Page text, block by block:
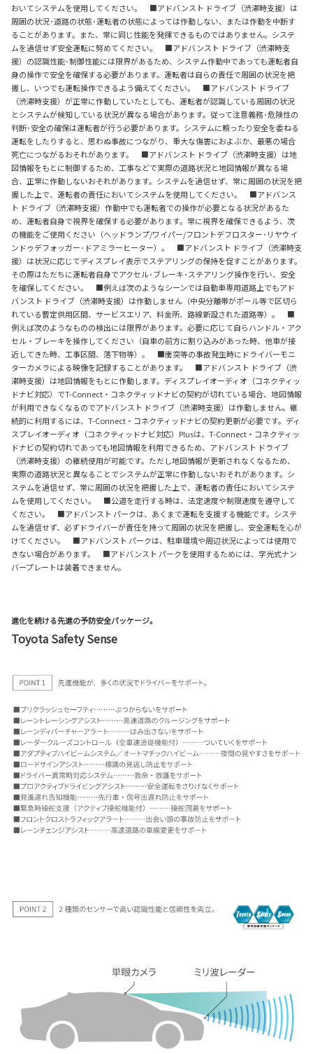
おいてシステムを使用してください。 ■アドバンスト ドライブ（渋滞時支援）は
周囲の状況･道路の状態･運転者の状態によっては作動しない、または作動を中断す
ることがあります。また、常に同じ性能を発揮できるものではありません。システ
ムを過信せず安全運転に努めてください。 ■アドバンスト ドライブ（渋滞時支
援）の認識性能･制御性能には限界があるため、システム作動中であっても運転者自
身の操作で安全を確保する必要があります。運転者は自らの責任で周囲の状況を把
握し、いつでも運転操作できるよう備えてください。 ■アドバンスト ドライブ
（渋滞時支援）が正常に作動していたとしても、運転者が認識している周囲の状況
とシステムが検知している状況が異なる場合があります。従って注意義務･危険性の
判断･安全の確保は運転者が行う必要があります。システムに頼ったり安全を委ねる
運転をしたりすると、思わぬ事故につながり、重大な傷害におよぶか、最悪の場合
死亡につながるおそれがあります。 ■アドバンスト ドライブ（渋滞時支援）は地
図情報をもとに制御するため、工事などで実際の道路状況と地図情報が異なる場
合、正常に作動しないおそれがあります。システムを過信せず、常に周囲の状況を把
握した上で、運転者の責任においてシステムを使用してください。 ■アドバンス
ト ドライブ（渋滞時支援）作動中でも運転者での操作が必要となる状況があるた
め、運転者自身で視界を確保する必要があります。常に視界を確保できるよう、次
の機能をご使用ください（ヘッドランプ/ワイパー/フロントデフロスター･リヤウイ
ンドゥデフォッガー･ドアミラーヒーター）。 ■アドバンスト ドライブ（渋滞時支
援）は状況に応じてディスプレイ表示でステアリングの保持を促すことがあります。
その際はただちに運転者自身でアクセル･ブレーキ･ステアリング操作を行い、安全
を確保してください。 ■例えば次のようなシーンでは自動車専用道路上でもアド
バンスト ドライブ（渋滞時支援）は作動しません（中央分離帯がポール等で区切ら
れている暫定供用区間、サービスエリア、料金所、路線新設された道路等）。 ■
例えば次のようなものの検出には限界があります。必要に応じて自らハンドル・アク
セル・ブレーキを操作してください（自車の前方に割り込みがあった時、他車が接
近してきた時、工事区間、落下物等）。 ■衝突等の事故発生時にドライバーモニ
ターカメラによる映像を記録することがあります。 ■アドバンスト ドライブ（渋
滞時支援）は地図情報をもとに作動します。ディスプレイオーディオ（コネクティッ
ドナビ対応）でT-Connect・コネクティッドナビの契約が切れている場合、地図情報
が利用できなくなるのでアドバンスト ドライブ（渋滞時支援）は作動しません。継
続的に利用するには、T-Connect・コネクティッドナビの契約更新が必要です。ディ
スプレイオーディオ（コネクティッドナビ対応）Plusは、T-Connect・コネクティッ
ドナビの契約切れであっても地図情報を利用できるため、アドバンスト ドライブ
（渋滞時支援）の継続使用が可能です。ただし地図情報が更新されなくなるため、
実際の道路状況と異なることでシステムが正常に作動しないおそれがあります。シ
ステムを過信せず、常に周囲の状況を把握した上で、運転者の責任においてシステ
ムを使用してください。 ■公道を走行する時は、法定速度や制限速度を遵守して
ください。 ■アドバンスト パークは、あくまで運転を支援する機能です。システ
ムを過信せず、必ずドライバーが責任を持って周囲の状況を把握し、安全運転を心が
けてください。 ■アドバンスト パークは、駐車環境や周辺状況によっては使用で
きない場合があります。 ■アドバンスト パークを使用するためには、字光式ナン
バープレートは装着できません。
進化を続ける先進の予防安全パッケージ。
Toyota Safety Sense